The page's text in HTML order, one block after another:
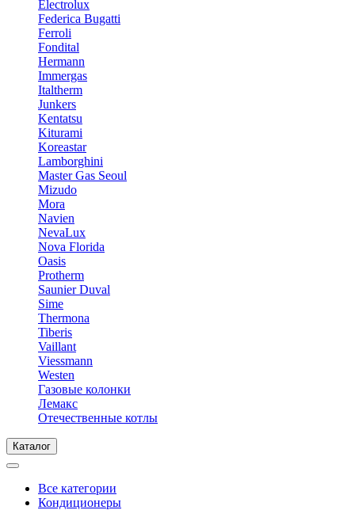
Electrolux
Federica Bugatti
Ferroli
Fondital
Hermann
Immergas
Italtherm
Junkers
Kentatsu
Kiturami
Koreastar
Lamborghini
Master Gas Seoul
Mizudo
Mora
Navien
NevaLux
Nova Florida
Oasis
Protherm
Saunier Duval
Sime
Thermona
Tiberis
Vaillant
Viessmann
Westen
Газовые колонки
Лемакс
Отечественные котлы
Каталог
Все категории
Кондиционеры